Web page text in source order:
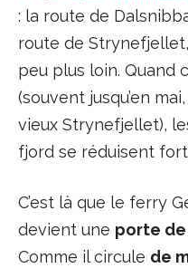
: la route de
route de
peu plus loin. Quand
(souvent jusqu’en
vieux Strynefjellet),
fjord se réduisent
C’est là que le ferry
devient une porte
Comme il circule de